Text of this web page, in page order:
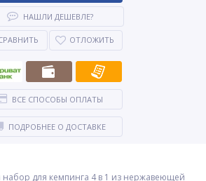
для кемпинга 4 в 1 из нержавеющей
НАШЛИ ДЕШЕВЛЕ?
ОТЛОЖИТЬ
ВСЕ СПОСОБЫ ОПЛАТЫ
ПОДРОБНЕЕ О ДОСТАВКЕ